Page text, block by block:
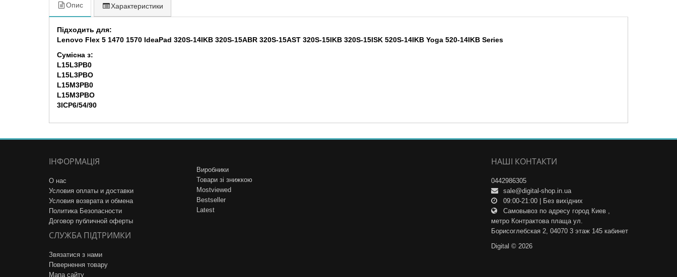
Опис Характеристики
Підходить для:
Lenovo Flex 5 1470 1570 IdeaPad 320S-14IKB 320S-15ABR 320S-15AST 320S-15IKB 320S-15ISK 520S-14IKB Yoga 520-14IKB Series
Сумісна з:
L15L3PB0
L15L3PBO
L15M3PB0
L15M3PBO
3ICP6/54/90
ІНФОРМАЦІЯ
О нас
Условия оплаты и доставки
Условия возврата и обмена
Политика Безопасности
Договор публичной оферты
СЛУЖБА ПІДТРИМКИ
Звязатися з нами
Повернення товару
Мапа сайту
Виробники
Товари зі знижкою
Mostviewed
Bestseller
Latest
НАШІ КОНТАКТИ
0442986305
sale@digital-shop.in.ua
09:00-21:00 | Без вихідних
Самовывоз по адресу город Киев ,
метро Контрактова плаща ул.
Борисоглебская 2, 04070 3 этаж 145 кабинет
Digital © 2026